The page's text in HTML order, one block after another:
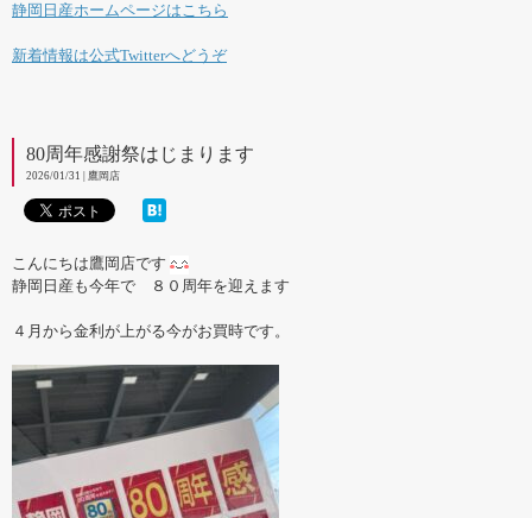
静岡日産ホームページはこちら
新着情報は公式Twitterへどうぞ
80周年感謝祭はじまります
2026/01/31 | 鷹岡店
こんにちは鷹岡店です
静岡日産も今年で ８０周年を迎えます
４月から金利が上がる今がお買時です。